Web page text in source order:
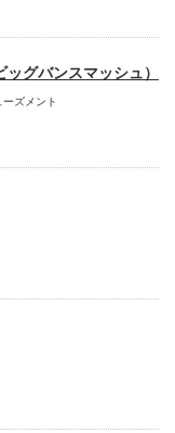
グバンスマッシュ）
ズメント